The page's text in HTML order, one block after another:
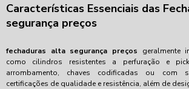
Características Essenciais das
segurança preços
fechaduras alta segurança preços geralmente
como cilindros resistentes a perfuração e
arrombamento, chaves codificadas ou com
certificações de qualidade e resistência, além de